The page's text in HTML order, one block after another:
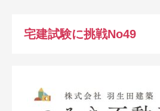
宅建試験に挑戦No49